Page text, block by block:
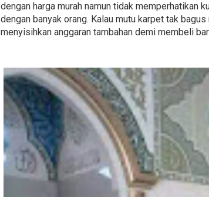
dengan harga murah namun tidak memperhatikan
dengan banyak orang. Kalau mutu karpet tak
menyisihkan anggaran tambahan demi membeli